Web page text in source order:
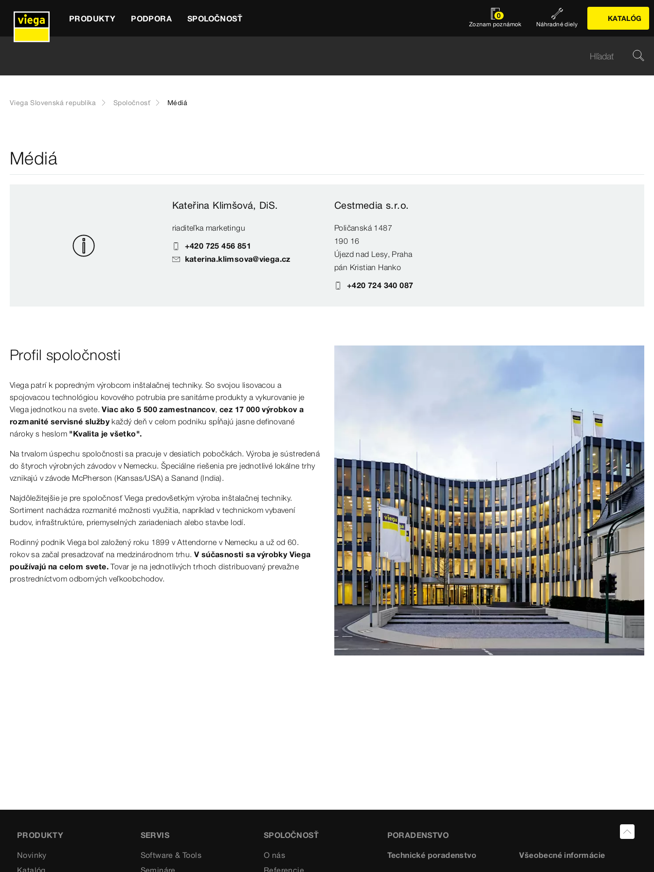
PRODUKTY PODPORA SPOLOČNOSŤ 0
Zoznam poznámok Náhradné diely
KATALÓG
Viega Slovenská republika Spoločnosť Médiá
Médiá
Kateřina Klimšová, DiS.
riaditeľka marketingu
+420 725 456 851
katerina.klimsova@viega.cz
Cestmedia s.r.o.
Poličanská 1487
190 16
Újezd nad Lesy, Praha
pán Kristian Hanko
+420 724 340 087
Profil spoločnosti
Viega patrí k popredným výrobcom inštalačnej techniky. So svojou lisovacou a
spojovacou technológiou kovového potrubia pre sanitárne produkty a vykurovanie je
Viega jednotkou na svete.Viac ako 5 500 zamestnancov,cez 17 000 výrobkov a
rozmanité servisné službykaždý deň v celom podniku spĺňajú jasne definované
nároky s heslom "Kvalita je všetko".
Na trvalom úspechu spoločnosti sa pracuje v desiatich pobočkách. Výroba je sústredená
do štyroch výrobných závodov v Nemecku. Špeciálne riešenia pre jednotlivé lokálne trhy
vznikajú v závode McPherson (Kansas/USA) a Sanand (India).
Najdôležitejšie je pre spoločnosť Viega predovšetkým výroba inštalačnej techniky.
Sortiment nachádza rozmanité možnosti využitia, napríklad v technickom vybavení
budov, infraštruktúre, priemyselných zariadeniach alebo stavbe lodí.
Rodinný podnik Viega bol založený roku 1899 v Attendorne v Nemecku a už od 60.
rokov sa začal presadzovať na medzinárodnom trhu. V súčasnosti sa výrobky Viega
používajú na celom svete. Tovar je na jednotlivých trhoch distribuovaný prevažne
prostredníctvom odborných veľkoobchodov.
PRODUKTY
Novinky
Katalóg
SERVIS
Software & Tools
Semináre
SPOLOČNOSŤ
O nás
Referencie
PORADENSTVO
Technické poradenstvo Všeobecné informácie